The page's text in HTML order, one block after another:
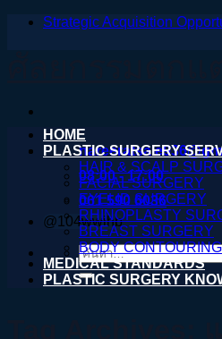
ข้าม
Strategic Acquisition
08:00 - 17:00
061 590 6036
@104wwihb
ค้นหา:
HOME
PLASTIC SURGERY
HAIR & SCALP
FACIAL SURGERY
EYELID SURGERY
RHINOPLASTY
BREAST SURGERY
BODY
MEDICAL STANDARDS
PLASTIC SURGERY